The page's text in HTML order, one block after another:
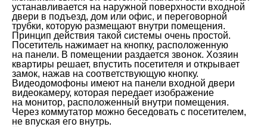
устанавливается на наружной поверхности входной
двери в подъезд, дом или офис, и переговорной
трубки, которую размещают внутри помещения.
Принцип действия такой системы очень простой.
Посетитель нажимает на кнопку, расположенную
на панели. В помещении раздается звонок. Хозяин
квартиры решает, впустить посетителя и открывает
замок, нажав на соответствующую кнопку.
Видеодомофоны имеют на панели входной двери
видеокамеру, которая передает изображение
на монитор, расположенный внутри помещения.
Через коммутатор можно беседовать с посетителем,
не впуская его внутрь.